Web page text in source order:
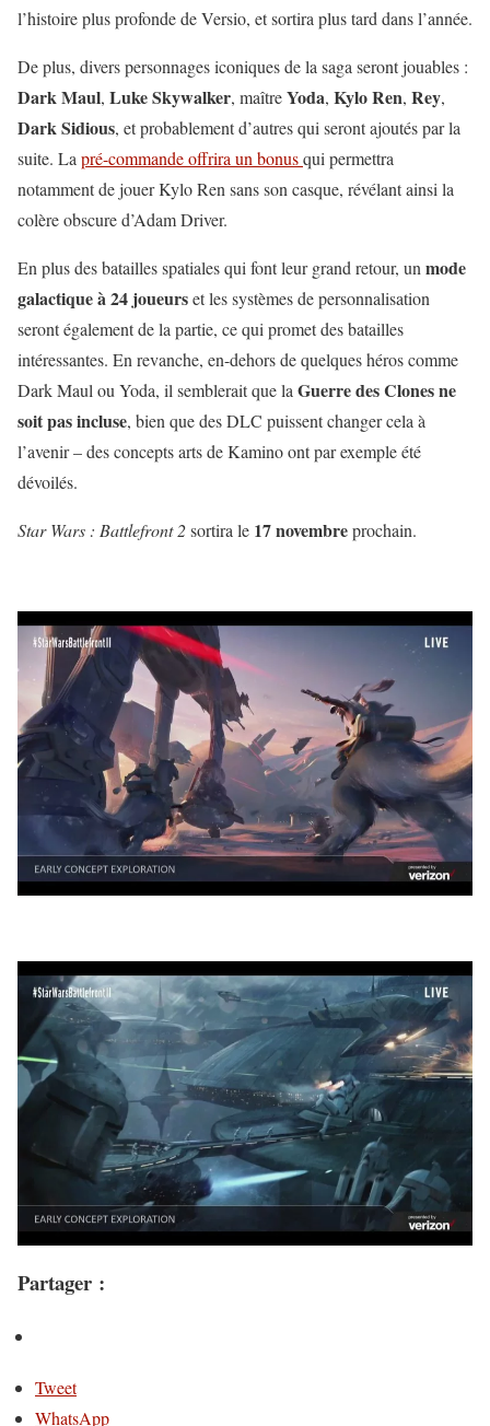
l’histoire plus profonde de Versio, et sortira plus tard dans l’année.
De plus, divers personnages iconiques de la saga seront jouables :
Dark Maul, Luke Skywalker, maîtreYoda, Kylo Ren, Rey,
Dark Sidious, et probablement d’autres qui seront ajoutés par la
suite. La pré-commande offrira un bonusqui permettra
notamment de jouer Kylo Ren sans son casque, révélant ainsi la
colère obscure d’Adam Driver.
En plus des batailles spatiales qui font leur grand retour, un mode
galactique à 24 joueurset les systèmes de personnalisation
seront également de la partie, ce qui promet des batailles
intéressantes. En revanche, en-dehors de quelques héros comme
Dark Maul ou Yoda, il semblerait que la Guerre des Clones ne
soit pas incluse, bien que des DLC puissent changer cela à
l’avenir – des concepts arts de Kamino ont par exemple été
dévoilés.
Star Wars : Battlefront 2sortira le 17 novembreprochain.
Partager :
Tweet
WhatsApp